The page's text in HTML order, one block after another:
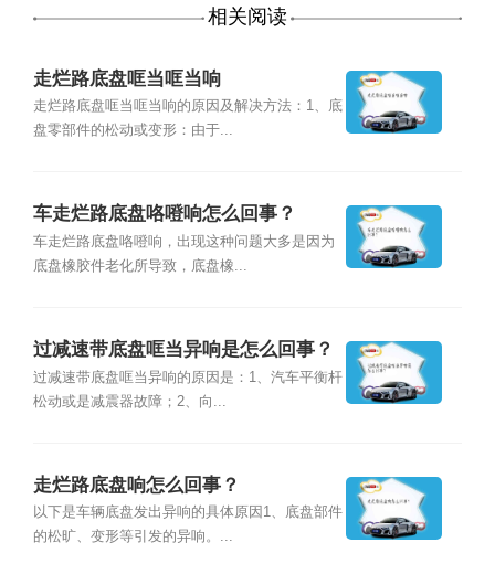
相关阅读
走烂路底盘哐当哐当响
走烂路底盘哐当哐当响的原因及解决方法：1、底
盘零部件的松动或变形：由于...
车走烂路底盘咯噔响怎么回事？
车走烂路底盘咯噔响，出现这种问题大多是因为
底盘橡胶件老化所导致，底盘橡...
过减速带底盘哐当异响是怎么回事？
过减速带底盘哐当异响的原因是：1、汽车平衡杆
松动或是减震器故障；2、向...
走烂路底盘响怎么回事？
以下是车辆底盘发出异响的具体原因1、底盘部件
的松旷、变形等引发的异响。...